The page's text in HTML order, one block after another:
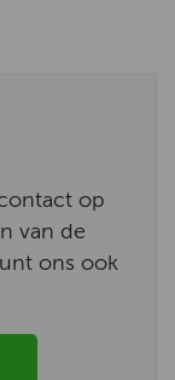
op
van de
ons ook